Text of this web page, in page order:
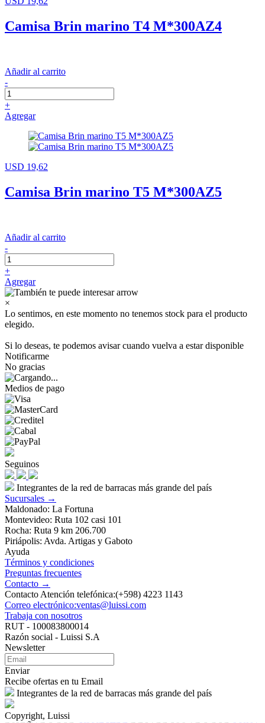
Camisa Brin marino T4 M*300AZ4
Añadir al carrito
-
+
Agregar
USD 19,62
Camisa Brin marino T5 M*300AZ5
Añadir al carrito
-
+
Agregar
×
Lo sentimos, en este momento no tenemos stock para el producto
elegido.
Si lo deseas, te podemos avisar cuando vuelva a estar disponible
Notificarme
No gracias
Medios de pago
Seguinos
Integrantes de la red de barracas más grande del país
Sucursales →
Maldonado: La Fortuna
Montevideo: Ruta 102 casi 101
Rocha: Ruta 9 km 206.700
Piriápolis: Avda. Artigas y Gaboto
Ayuda
Términos y condiciones
Preguntas frecuentes
Contacto →
Contacto Atención telefónica:(+598) 4223 1143
Correo electrónico:ventas@luissi.com
Trabaja con nosotros
RUT - 100083800014
Razón social - Luissi S.A
Newsletter
Enviar
Recibe ofertas en tu Email
Integrantes de la red de barracas más grande del país
Copyright, Luissi